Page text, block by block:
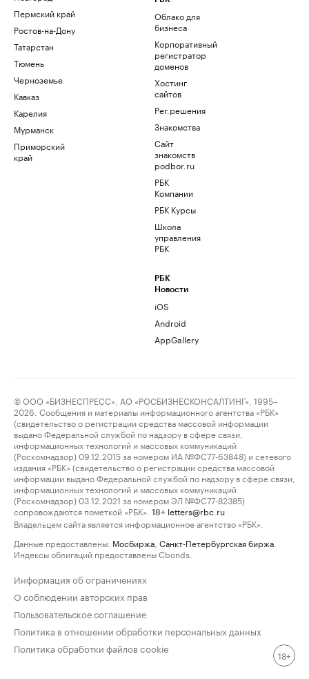
Пермский край
Ростов-на-Дону
Татарстан
Тюмень
Черноземье
Кавказ
Карелия
Мурманск
Приморский
край
Облако для
бизнеса
Корпоративный
регистратор
доменов
Хостинг
сайтов
Рег.решения
Знакомства
Сайт
знакомств
podbor.ru
РБК
Компании
РБК Курсы
Школа
управления
РБК
РБК
Новости
iOS
Android
AppGallery
© ООО «БИЗНЕСПРЕСС», АО «РОСБИЗНЕСКОНСАЛТИНГ», 1995–
2026. Сообщения и материалы информационного агентства «РБК»
(свидетельство о регистрации средства массовой информации
выдано Федеральной службой по надзору в сфере связи,
информационных технологий и массовых коммуникаций
(Роскомнадзор) 09.12.2015 за номером ИА №ФС77-63848) и сетевого
издания «РБК» (свидетельство о регистрации средства массовой
информации выдано Федеральной службой по надзору в сфере связи,
информационных технологий и массовых коммуникаций
(Роскомнадзор) 03.12.2021 за номером ЭЛ №ФС77-82385)
сопровождаются пометкой «РБК».
18+ letters@rbc.ru
Владельцем сайта является информационное агентство «РБК».
Данные предоставлены: Мосбиржа Санкт-Петербургская биржа
Индексы облигаций предоставлены Cbonds.
Информация об ограничениях
О соблюдении авторских прав
Пользовательское соглашение
Политика в отношении обработки персональных данных
Политика обработки файлов cookie
18+